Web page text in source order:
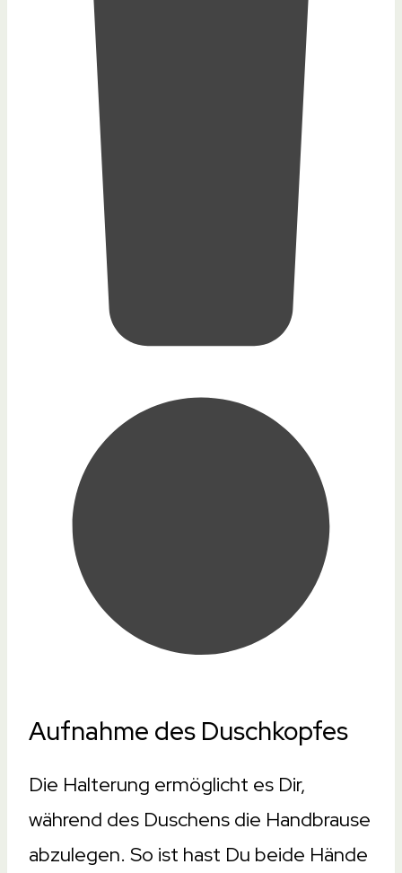
Aufnahme des Duschkopfes
Die Halterung ermöglicht es Dir,
während des Duschens die Handbrause
abzulegen. So ist hast Du beide Hände